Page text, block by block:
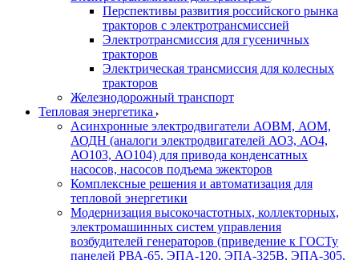
Перспективы развития российского рынка
тракторов с электротрансмиссией
Электротрансмиссия для гусеничных
тракторов
Электрическая трансмиссия для колесных
тракторов
Железнодорожный транспорт
Тепловая энергетика
Асинхронные электродвигатели АОВМ, АОМ,
АОДН (аналоги электродвигателей АО3, АО4,
АО103, АО104) для привода конденсатных
насосов, насосов подъема эжекторов
Комплексные решения и автоматизация для
тепловой энергетики
Модернизация высокочастотных, коллекторных,
электромашинных систем управления
возбудителей генераторов (приведение к ГОСТу
панелей РВА-65, ЭПА-120, ЭПА-325В, ЭПА-305,